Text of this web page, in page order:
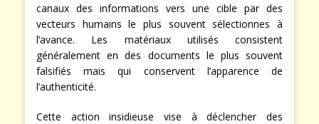
canaux des informations vers une cible par des
vecteurs humains le plus souvent sélectionnes à
l’avance. Les matériaux utilisés consistent
généralement en des documents le plus souvent
falsifiés mais qui conservent l’apparence de
l’authenticité.
Cette action insidieuse vise à déclencher des